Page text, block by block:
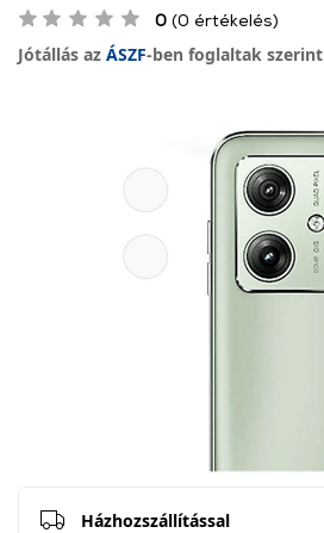
0 (0 értékelés)
Jótállás az ÁSZF-ben foglaltak szerint
Házhozszállítással